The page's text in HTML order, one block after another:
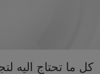
كل ما تحتاج اليه